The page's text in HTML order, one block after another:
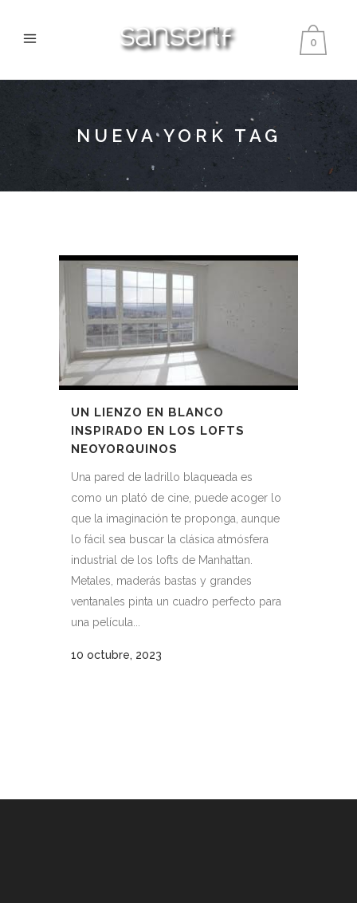
0
NUEVA YORK TAG
UN LIENZO EN BLANCO
INSPIRADO EN LOS LOFTS
NEOYORQUINOS
Una pared de ladrillo blaqueada es
como un plató de cine, puede acoger lo
que la imaginación te proponga, aunque
lo fácil sea buscar la clásica atmósfera
industrial de los lofts de Manhattan.
Metales, maderás bastas y grandes
ventanales pinta un cuadro perfecto para
una película...
10 octubre, 2023